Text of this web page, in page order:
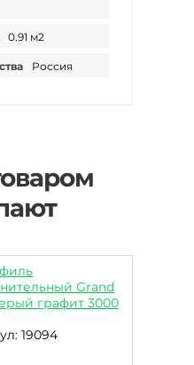
0.91 м2
Россия
Grand
графит 3000
19094